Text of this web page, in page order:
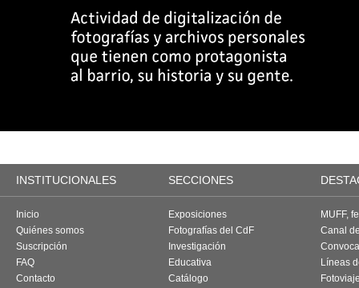
INSTITUCIONALES SECCIONES
Inicio
Quiénes somos
Suscripción
FAQ
Contacto
Exposiciones
Fotografías del CdF
Investigación
Educativa
Catálogo
MUFF,
Canal
Líneas